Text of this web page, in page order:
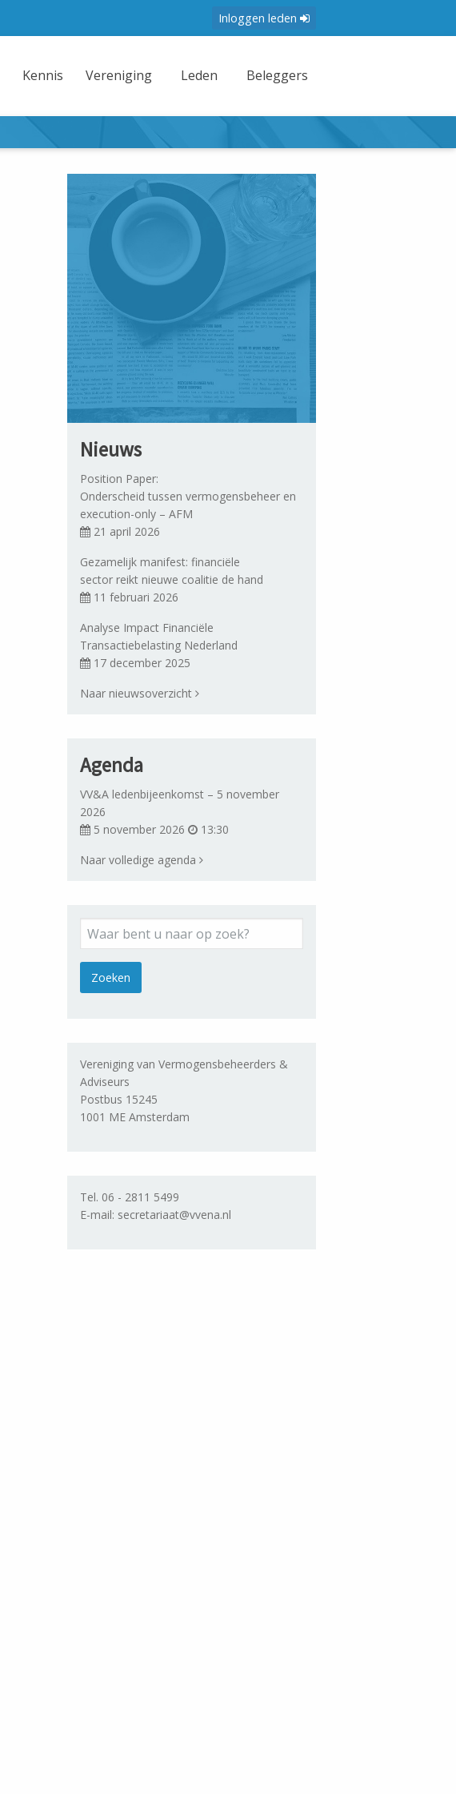
Inloggen leden
Kennis Vereniging Leden Beleggers
Nieuws
Position Paper:
Onderscheid tussen vermogensbeheer en
execution-only – AFM
21 april 2026
Gezamelijk manifest: financiële
sector reikt nieuwe coalitie de hand
11 februari 2026
Analyse Impact Financiële
Transactiebelasting Nederland
17 december 2025
Naar nieuwsoverzicht
Agenda
VV&A ledenbijeenkomst – 5 november
2026
5 november 2026
13:30
Naar volledige agenda
Vereniging van Vermogensbeheerders &
Adviseurs
Postbus 15245
1001 ME Amsterdam
Tel. 06 - 2811 5499
E-mail: secretariaat@vvena.nl